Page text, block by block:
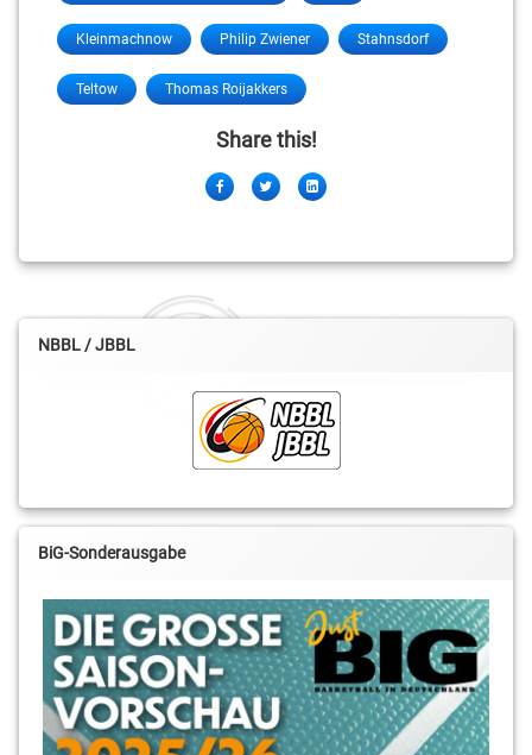
Kleinmachnow Philip Zwiener Stahnsdorf
Teltow Thomas Roijakkers
Share this!
FacebookTwitterLinkedIn
NBBL / JBBL
BiG-Sonderausgabe